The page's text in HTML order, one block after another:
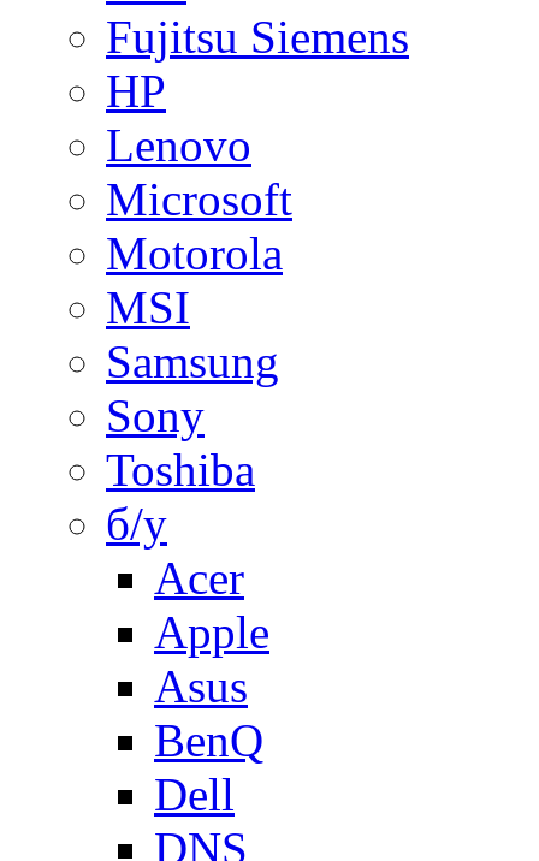
Fujitsu Siemens
HP
Lenovo
Microsoft
Motorola
MSI
Samsung
Sony
Toshiba
б/у
Acer
Apple
Asus
BenQ
Dell
DNS